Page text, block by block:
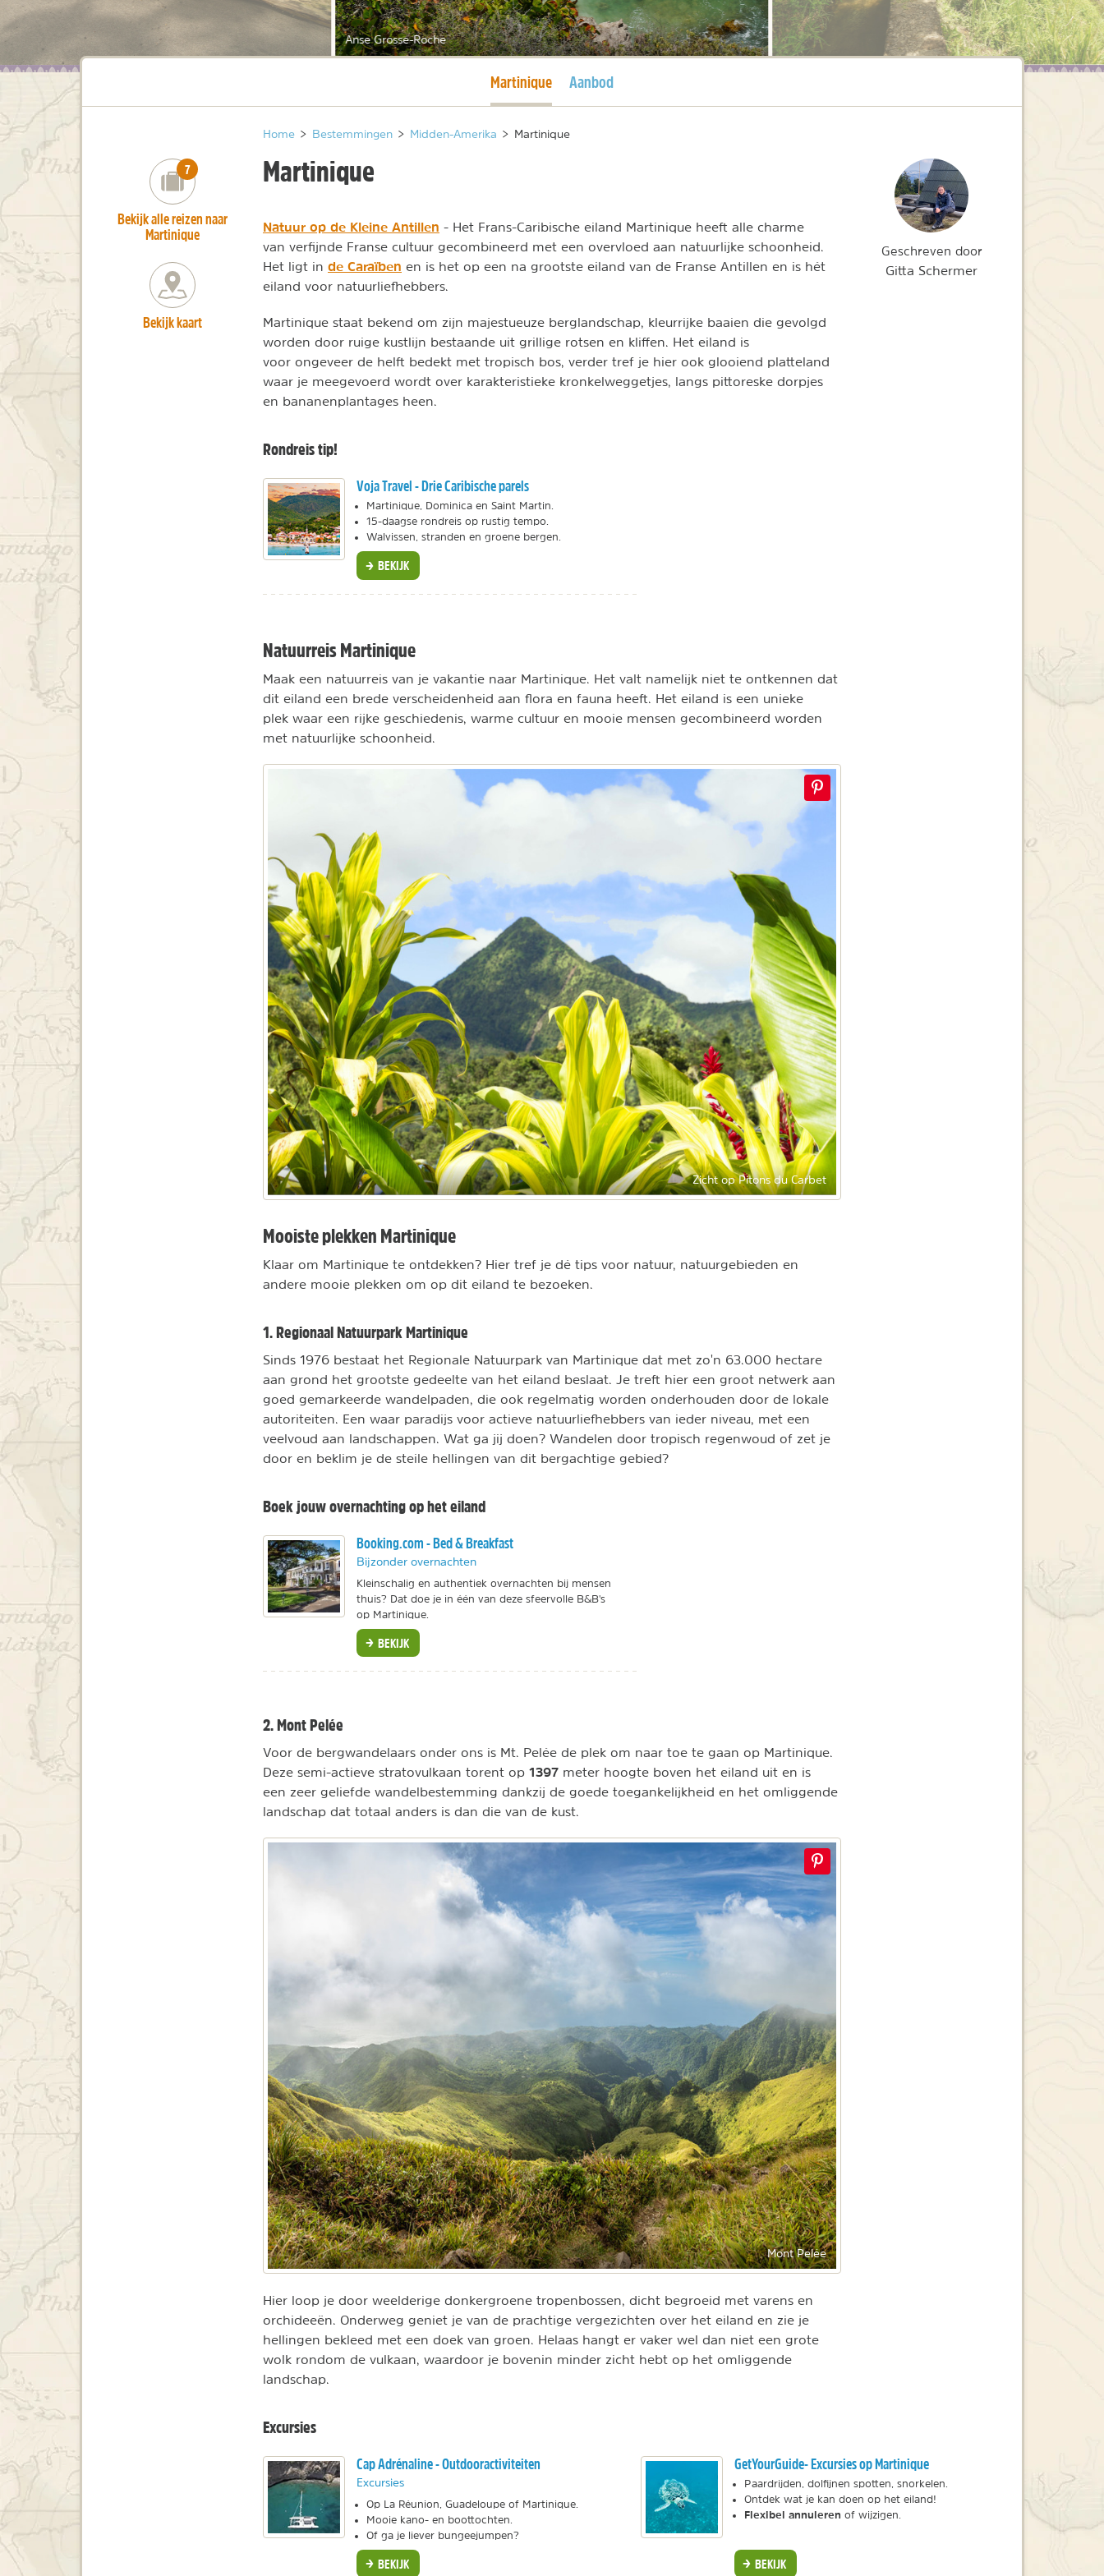
Anse Grosse-Roche
Huidige pagina
Martinique Aanbod
Home > Bestemmingen > Midden-Amerika > Martinique
Martinique
Natuur op de Kleine Antillen - Het Frans-Caribische eiland Martinique heeft alle charme
van verfijnde Franse cultuur gecombineerd met een overvloed aan natuurlijke schoonheid.
Het ligt in de Caraïben en is het op een na grootste eiland van de Franse Antillen en is hét
eiland voor natuurliefhebbers.
Martinique staat bekend om zijn majestueuze berglandschap, kleurrijke baaien die gevolgd
worden door ruige kustlijn bestaande uit grillige rotsen en kliffen. Het eiland is
voor ongeveer de helft bedekt met tropisch bos, verder tref je hier ook glooiend platteland
waar je meegevoerd wordt over karakteristieke kronkelweggetjes, langs pittoreske dorpjes
en bananenplantages heen.
Rondreis tip!
Voja Travel - Drie Caribische parels
Martinique, Dominica en Saint Martin.
15-daagse rondreis op rustig tempo.
Walvissen, stranden en groene bergen.
BEKIJK
Natuurreis Martinique
Maak een natuurreis van je vakantie naar Martinique. Het valt namelijk niet te ontkennen dat
dit eiland een brede verscheidenheid aan flora en fauna heeft. Het eiland is een unieke
plek waar een rijke geschiedenis, warme cultuur en mooie mensen gecombineerd worden
met natuurlijke schoonheid.
Zicht op Pitons du Carbet
Mooiste plekken Martinique
Klaar om Martinique te ontdekken? Hier tref je dé tips voor natuur, natuurgebieden en
andere mooie plekken om op dit eiland te bezoeken.
1. Regionaal Natuurpark Martinique
Sinds 1976 bestaat het Regionale Natuurpark van Martinique dat met zo'n 63.000 hectare
aan grond het grootste gedeelte van het eiland beslaat. Je treft hier een groot netwerk aan
goed gemarkeerde wandelpaden, die ook regelmatig worden onderhouden door de lokale
autoriteiten. Een waar paradijs voor actieve natuurliefhebbers van ieder niveau, met een
veelvoud aan landschappen. Wat ga jij doen? Wandelen door tropisch regenwoud of zet je
door en beklim je de steile hellingen van dit bergachtige gebied?
Boek jouw overnachting op het eiland
Booking.com - Bed & Breakfast
Bijzonder overnachten
Kleinschalig en authentiek overnachten bij mensen
thuis? Dat doe je in één van deze sfeervolle B&B's
op Martinique.
BEKIJK
2. Mont Pelée
Voor de bergwandelaars onder ons is Mt. Pelée de plek om naar toe te gaan op Martinique.
Deze semi-actieve stratovulkaan torent op 1397 meter hoogte boven het eiland uit en is
een zeer geliefde wandelbestemming dankzij de goede toegankelijkheid en het omliggende
landschap dat totaal anders is dan die van de kust.
Mont Pelée
Hier loop je door weelderige donkergroene tropenbossen, dicht begroeid met varens en
orchideeën. Onderweg geniet je van de prachtige vergezichten over het eiland en zie je
hellingen bekleed met een doek van groen. Helaas hangt er vaker wel dan niet een grote
wolk rondom de vulkaan, waardoor je bovenin minder zicht hebt op het omliggende
landschap.
Excursies
Cap Adrénaline - Outdooractiviteiten
Excursies
Op La Réunion, Guadeloupe of Martinique.
Mooie kano- en boottochten.
Of ga je liever bungeejumpen?
BEKIJK
GetYourGuide- Excursies op Martinique
Paardrijden, dolfijnen spotten, snorkelen.
Ontdek wat je kan doen op het eiland!
Flexibel annuleren of wijzigen.
BEKIJK
number_of_trips:
7
Bekijk alle reizen naar
Martinique
Bekijk kaart
Geschreven door
Gitta Schermer